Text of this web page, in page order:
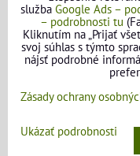
FAQ -
služba Google Ads –
– podrobnosti tu
Kliknutím na „Prijať
svoj súhlas s týmto
nájsť podrobné
Zásady ochrany
Ukázať podrobnosti